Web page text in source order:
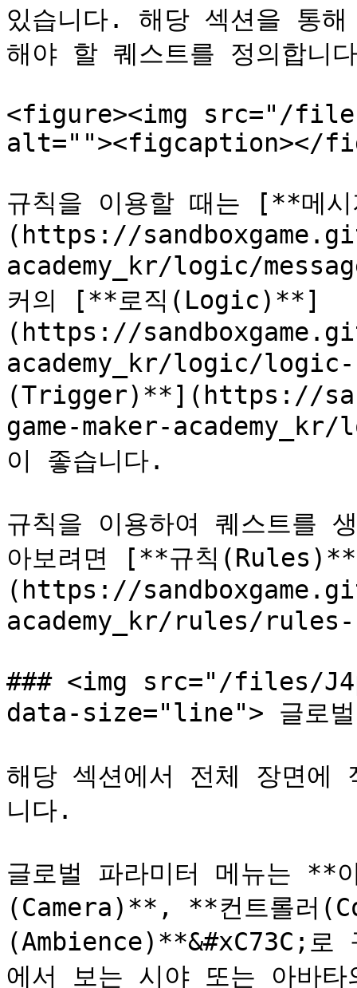
있습니다. 해당 섹션을 통
해야 할 퀘스트를 정의합니
<figure><img src="/
alt=""><figcaption></
규칙을 이용할 때는 [**메
(https://
academy_kr/logic/
커의 [**로직(Logic)**]
(https://
academy_kr/logic/logic-
(Trigger)**](https://
game-maker-
이 좋습니다.
규칙을 이용하여 퀘스트를
아보려면 [**규칙
(https://
academy_kr/rules/rules-
### <img src="/files/
data-size="line"> 글로
해당 섹션에서 전체 장면에
니다.
글로벌 파라미터 메뉴는
(Camera)**, **컨트롤러
(Ambience)**&#xC73C;로
에서 보는 시야 또는 아바